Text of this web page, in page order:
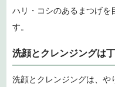
ハリ・コシのあるまつげを
す。
洗顔とクレンジングは
洗顔とクレンジングは、や